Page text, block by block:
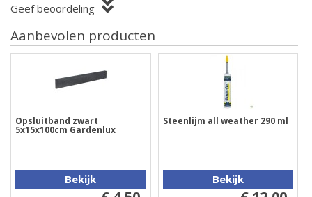
Geef beoordeling
Aanbevolen producten
Opsluitband zwart
5x15x100cm Gardenlux
Bekijk
Steenlijm all weather 290 ml
Bekijk